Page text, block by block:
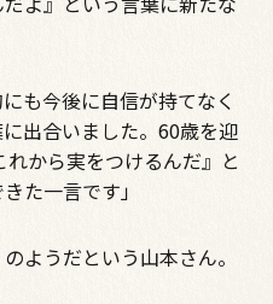
も今後に自信が持てなく
出合いました。60歳を迎
から実をつけるんだ』と
た一言です」
ようだという山本さん。